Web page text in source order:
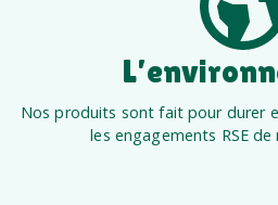
Nos produits sont fait pour durer
les engagements RSE